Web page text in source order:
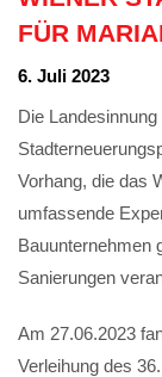
FÜR
6. Juli 2023
Die
Vorhang, die das
umfassende
Bauunternehmen
Sanierungen
Am 27.06.2023
Verleihung des